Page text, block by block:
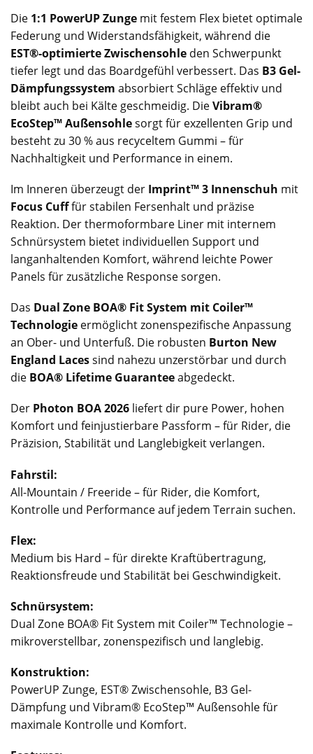
Die 1:1 PowerUP Zunge mit festem Flex bietet optimale
Federung und Widerstandsfähigkeit, während die
EST®-optimierte Zwischensohle den Schwerpunkt
tiefer legt und das Boardgefühl verbessert. Das B3 Gel-
Dämpfungssystem absorbiert Schläge effektiv und
bleibt auch bei Kälte geschmeidig. DieVibram®
EcoStep™ Außensohlesorgt für exzellenten Grip und
besteht zu 30 % aus recyceltem Gummi – für
Nachhaltigkeit und Performance in einem.
Im Inneren überzeugt der Imprint™ 3 Innenschuh mit
Focus Cufffür stabilen Fersenhalt und präzise
Reaktion. Der thermoformbare Liner mit internem
Schnürsystem bietet individuellen Support und
langanhaltenden Komfort, während leichte Power
Panels für zusätzliche Response sorgen.
Das Dual Zone BOA® Fit System mit Coiler™
Technologie ermöglicht zonenspezifische Anpassung
an Ober- und Unterfuß. Die robusten Burton New
England Lacessind nahezu unzerstörbar und durch
die BOA® Lifetime Guaranteeabgedeckt.
Der Photon BOA 2026 liefert dir pure Power, hohen
Komfort und feinjustierbare Passform – für Rider, die
Präzision, Stabilität und Langlebigkeit verlangen.
Fahrstil:
All-Mountain / Freeride – für Rider, die Komfort,
Kontrolle und Performance auf jedem Terrain suchen.
Flex:
Medium bis Hard – für direkte Kraftübertragung,
Reaktionsfreude und Stabilität bei Geschwindigkeit.
Schnürsystem:
Dual Zone BOA® Fit System mit Coiler™ Technologie –
mikroverstellbar, zonenspezifisch und langlebig.
Konstruktion:
PowerUP Zunge, EST® Zwischensohle, B3 Gel-
Dämpfung und Vibram® EcoStep™ Außensohle für
maximale Kontrolle und Komfort.